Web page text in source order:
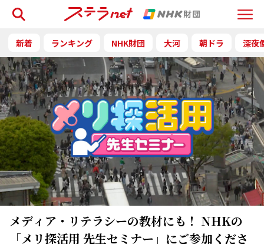
Menu
検索
新着 ランキング NHK財団 大河 朝ドラ 深夜
メディア・リテラシーの教材にも！ NHKの
「メリ探活用 先生セミナー」にご参加くださ